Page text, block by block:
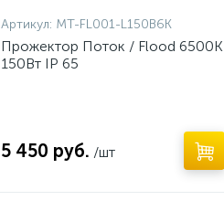
Артикул: MT-FL001-L150B6K
Прожектор Поток / Flood 6500К
150Вт IP 65
5 450 руб. /шт